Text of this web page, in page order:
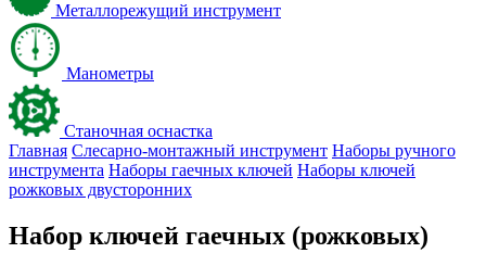
Металлорежущий инструмент
Манометры
Станочная оснастка
Главная Слесарно-монтажный инструмент Наборы ручного
инструмента Наборы гаечных ключей Наборы ключей
рожковых двусторонних
Набор ключей гаечных (рожковых)